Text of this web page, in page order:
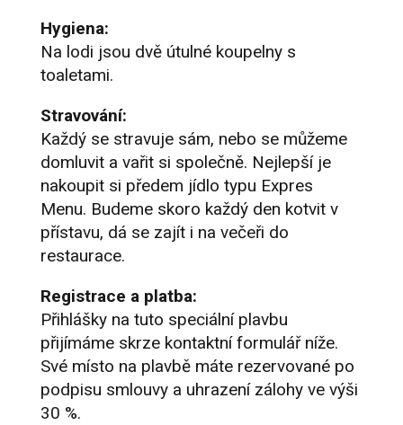
Hygiena:
Na lodi jsou dvě útulné koupelny s
toaletami.
Stravování:
Každý se stravuje sám, nebo se můžeme
domluvit a vařit si společně. Nejlepší je
nakoupit si předem jídlo typu Expres
Menu. Budeme skoro každý den kotvit v
přístavu, dá se zajít i na večeři do
restaurace.
Registrace a platba:
Přihlášky na tuto speciální plavbu
přijímáme skrze kontaktní formulář níže.
Své místo na plavbě máte rezervované po
podpisu smlouvy a uhrazení zálohy ve výši
30 %.